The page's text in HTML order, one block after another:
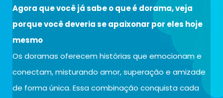
Agora que você já sabe o que é dorama, veja
porque você deveria se apaixonar por eles hoje
mesmo
Os doramas oferecem histórias que emocionam e
conectam, misturando amor, superação e amizade
de forma única. Essa combinação conquista cada